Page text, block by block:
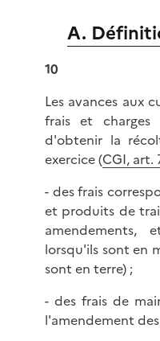
A.
10
Les avances aux
frais et charges
d'obtenir la
exercice (CGI, art.
- des frais
et produits de
amendements,
lorsqu'ils sont en
sont en terre) ;
- des frais de
l'amendement